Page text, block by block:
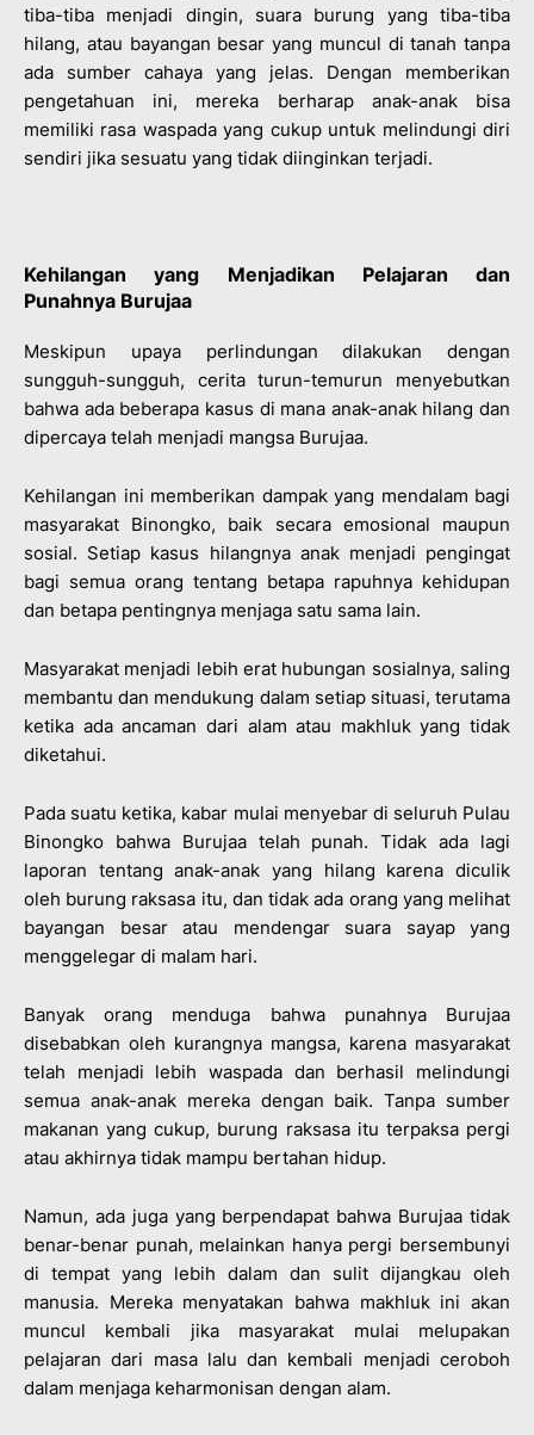
tiba-tiba menjadi dingin, suara burung yang tiba-tiba
hilang, atau bayangan besar yang muncul di tanah tanpa
ada sumber cahaya yang jelas. Dengan memberikan
pengetahuan ini, mereka berharap anak-anak bisa
memiliki rasa waspada yang cukup untuk melindungi diri
sendiri jika sesuatu yang tidak diinginkan terjadi.
Kehilangan yang Menjadikan Pelajaran dan
Punahnya Burujaa
Meskipun upaya perlindungan dilakukan dengan
sungguh-sungguh, cerita turun-temurun menyebutkan
bahwa ada beberapa kasus di mana anak-anak hilang dan
dipercaya telah menjadi mangsa Burujaa.
Kehilangan ini memberikan dampak yang mendalam bagi
masyarakat Binongko, baik secara emosional maupun
sosial. Setiap kasus hilangnya anak menjadi pengingat
bagi semua orang tentang betapa rapuhnya kehidupan
dan betapa pentingnya menjaga satu sama lain.
Masyarakat menjadi lebih erat hubungan sosialnya, saling
membantu dan mendukung dalam setiap situasi, terutama
ketika ada ancaman dari alam atau makhluk yang tidak
diketahui.
Pada suatu ketika, kabar mulai menyebar di seluruh Pulau
Binongko bahwa Burujaa telah punah. Tidak ada lagi
laporan tentang anak-anak yang hilang karena diculik
oleh burung raksasa itu, dan tidak ada orang yang melihat
bayangan besar atau mendengar suara sayap yang
menggelegar di malam hari.
Banyak orang menduga bahwa punahnya Burujaa
disebabkan oleh kurangnya mangsa, karena masyarakat
telah menjadi lebih waspada dan berhasil melindungi
semua anak-anak mereka dengan baik. Tanpa sumber
makanan yang cukup, burung raksasa itu terpaksa pergi
atau akhirnya tidak mampu bertahan hidup.
Namun, ada juga yang berpendapat bahwa Burujaa tidak
benar-benar punah, melainkan hanya pergi bersembunyi
di tempat yang lebih dalam dan sulit dijangkau oleh
manusia. Mereka menyatakan bahwa makhluk ini akan
muncul kembali jika masyarakat mulai melupakan
pelajaran dari masa lalu dan kembali menjadi ceroboh
dalam menjaga keharmonisan dengan alam.